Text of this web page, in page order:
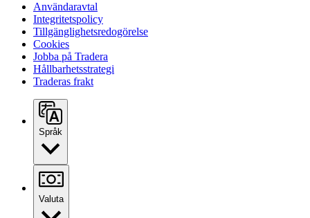
Användaravtal
Integritetspolicy
Tillgänglighetsredogörelse
Cookies
Jobba på Tradera
Hållbarhetsstrategi
Traderas frakt
Språk
Valuta